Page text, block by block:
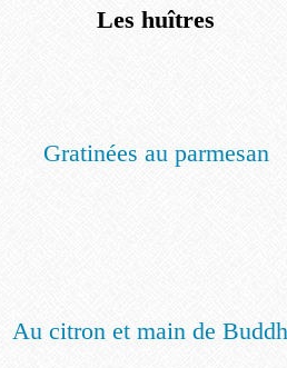
Les huîtres
Gratinées au parmesan
Au citron et main de